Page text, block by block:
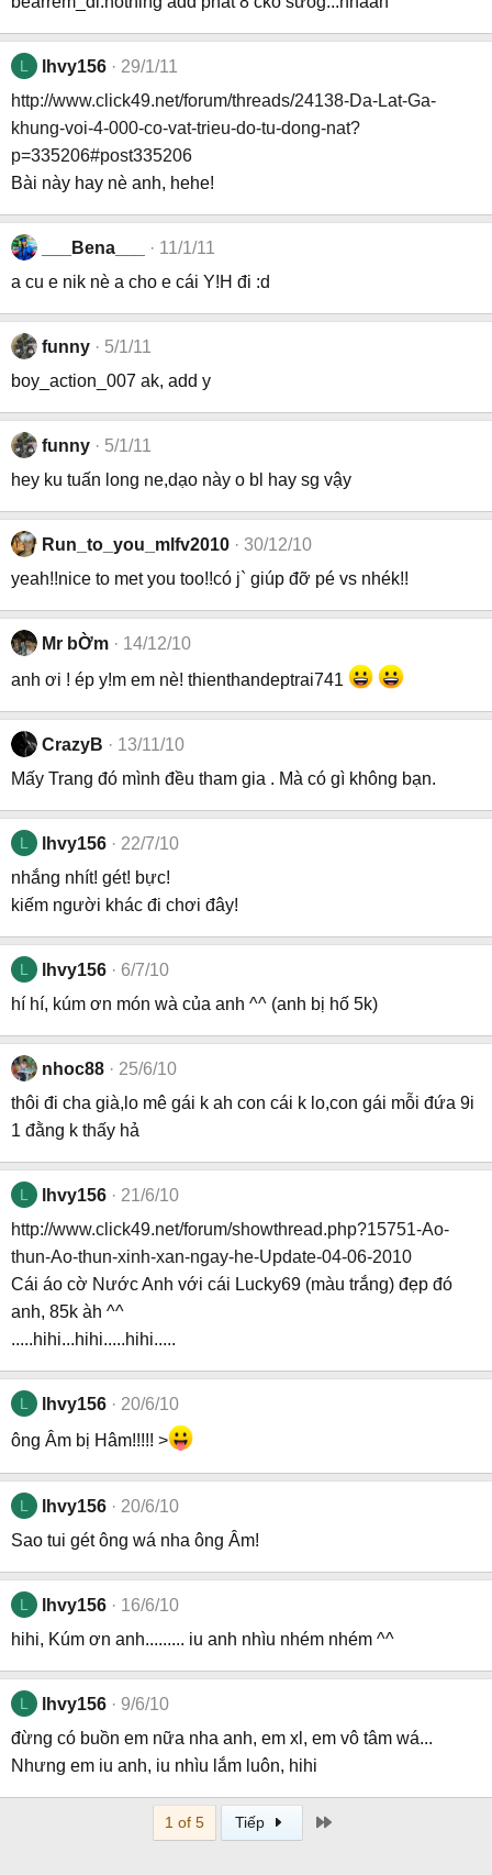
L lhvy156
29/1/11
http://www.click49.net/forum/threads/24138-Da-Lat-Ga-
khung-voi-4-000-co-vat-trieu-do-tu-dong-nat?
p=335206#post335206
Bài này hay nè anh, hehe!
___Bena___
11/1/11
a cu e nik nè a cho e cái Y!H đi :d
funny
5/1/11
boy_action_007 ak, add y
funny
5/1/11
hey ku tuấn long ne,dạo này o bl hay sg vậy
Run_to_you_mlfv2010
30/12/10
yeah!!nice to met you too!!có j` giúp đỡ pé vs nhék!!
Mr bỜm
14/12/10
anh ơi ! ép y!m em nè! thienthandeptrai741
CrazyB
13/11/10
Mấy Trang đó mình đều tham gia . Mà có gì không bạn.
L lhvy156
22/7/10
nhắng nhít! gét! bực!
kiếm người khác đi chơi đây!
L lhvy156
6/7/10
hí hí, kúm ơn món wà của anh ^^ (anh bị hố 5k)
nhoc88
25/6/10
thôi đi cha già,lo mê gái k ah con cái k lo,con gái mỗi đứa 9i
1 đằng k thấy hả
L lhvy156
21/6/10
http://www.click49.net/forum/showthread.php?15751-Ao-
thun-Ao-thun-xinh-xan-ngay-he-Update-04-06-2010
Cái áo cờ Nước Anh với cái Lucky69 (màu trắng) đẹp đó
anh, 85k àh ^^
.....hihi...hihi.....hihi.....
L lhvy156
20/6/10
ông Âm bị Hâm!!!!! >
L lhvy156
20/6/10
Sao tui gét ông wá nha ông Âm!
L lhvy156
16/6/10
hihi, Kúm ơn anh......... iu anh nhìu nhém nhém ^^
L lhvy156
9/6/10
đừng có buồn em nữa nha anh, em xl, em vô tâm wá...
Nhưng em iu anh, iu nhìu lắm luôn, hihi
1 of 5 Tiếp